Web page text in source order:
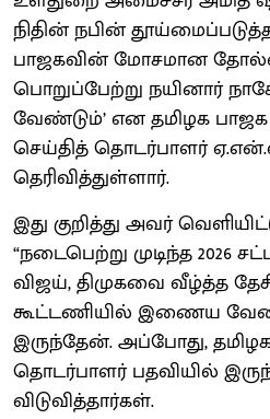
நிதின் நபின்
பாஜகவின் மோசமான
பொறுப்பேற்று நயினார்
வேண்டும்’ என தமிழக
செய்தித் தொடர்பாளர்
தெரிவித்துள்ளார்.
இது குறித்து அவர்
“நடைபெற்று முடிந்த 2026
விஜய், திமுகவை வீழ்த்த
கூட்டணியில் இணைய
இருந்தேன். அப்போது,
தொடர்பாளர் பதவியில்
விடுவித்தார்கள்.